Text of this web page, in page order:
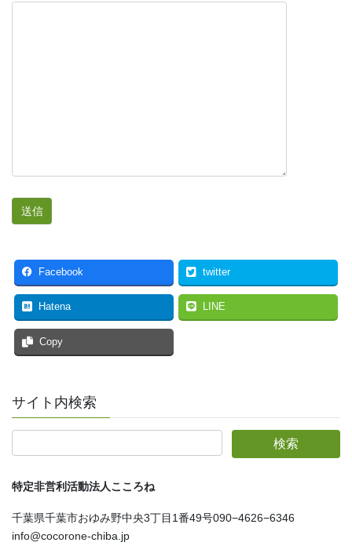
Facebook twitter
Hatena LINE
Copy
サイト内検索
特定非営利活動法人こころね
千葉県千葉市おゆみ野中央3丁目1番49号090−4626−6346
info@cocorone-chiba.jp